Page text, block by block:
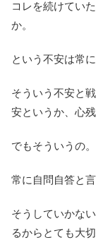
コレを続けてい
か。
という不安は常
そういう不安と
安というか、心
でもそういうの。
常に自問自答と言
そうしていかな
るからとても大